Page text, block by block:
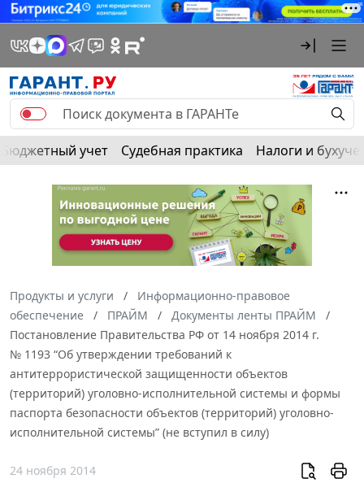
Бюджетный учет Судебная практика Налоги и
Продукты и услуги
Информационно-правовое
обеспечение
ПРАЙМ
Документы ленты ПРАЙМ
Постановление Правительства РФ от 14 ноября 2014 г.
№ 1193 “Об утверждении требований к
антитеррористической защищенности объектов
(территорий) уголовно-исполнительной системы и формы
паспорта безопасности объектов (территорий) уголовно-
исполнительной системы” (не вступил в силу)
24 ноября 2014